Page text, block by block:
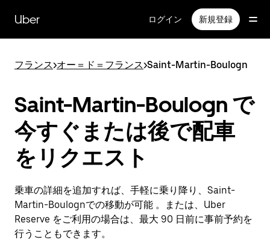
Uber ログイン 新規登録
フランス>オー＝ド＝フランス>Saint-Martin-Boulogn
Saint-Martin-Boulogn で
今すぐまたは後で配車
をリクエスト
乗車の詳細を追加すれば、手軽に乗り降り、Saint-
Martin-Boulognでの移動が可能 。または、Uber
Reserve をご利用の場合は、最大 90 日前に事前予約を
行うこともできます。